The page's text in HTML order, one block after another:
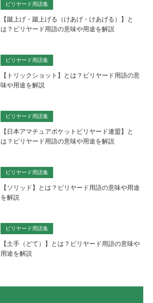
ビリヤード用語集
【蹴上げ・蹴上げる（けあげ・けあげる）】と
は？ビリヤード用語の意味や用途を解説
ビリヤード用語集
【トリックショット】とは？ビリヤード用語の意
味や用途を解説
ビリヤード用語集
【日本アマチュアポケットビリヤード連盟】と
は？ビリヤード用語の意味や用途を解説
ビリヤード用語集
【ソリッド】とは？ビリヤード用語の意味や用途
を解説
ビリヤード用語集
【土手（どて）】とは？ビリヤード用語の意味や
用途を解説